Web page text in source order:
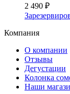
2 490 ₽
Компания
О компании
Отзывы
Дегустации
Колонка
Наши